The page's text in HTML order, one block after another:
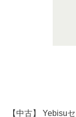
【中古】 Yebisu